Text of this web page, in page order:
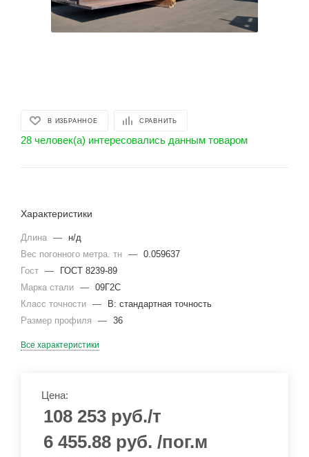
В ИЗБРАННОЕ СРАВНИТЬ
28 человек(а) интересовались данным товаром
Характеристики
Длина —
н/д
Вес погонного метра. тн — 0.059637
Гост —
ГОСТ 8239-89
Марка стали — 09Г2С
Класс точности —
В: стандартная точность
Размер профиля
— 36
Все характеристики
Цена:
108 253 руб./т
6 455.88 руб. /пог.м